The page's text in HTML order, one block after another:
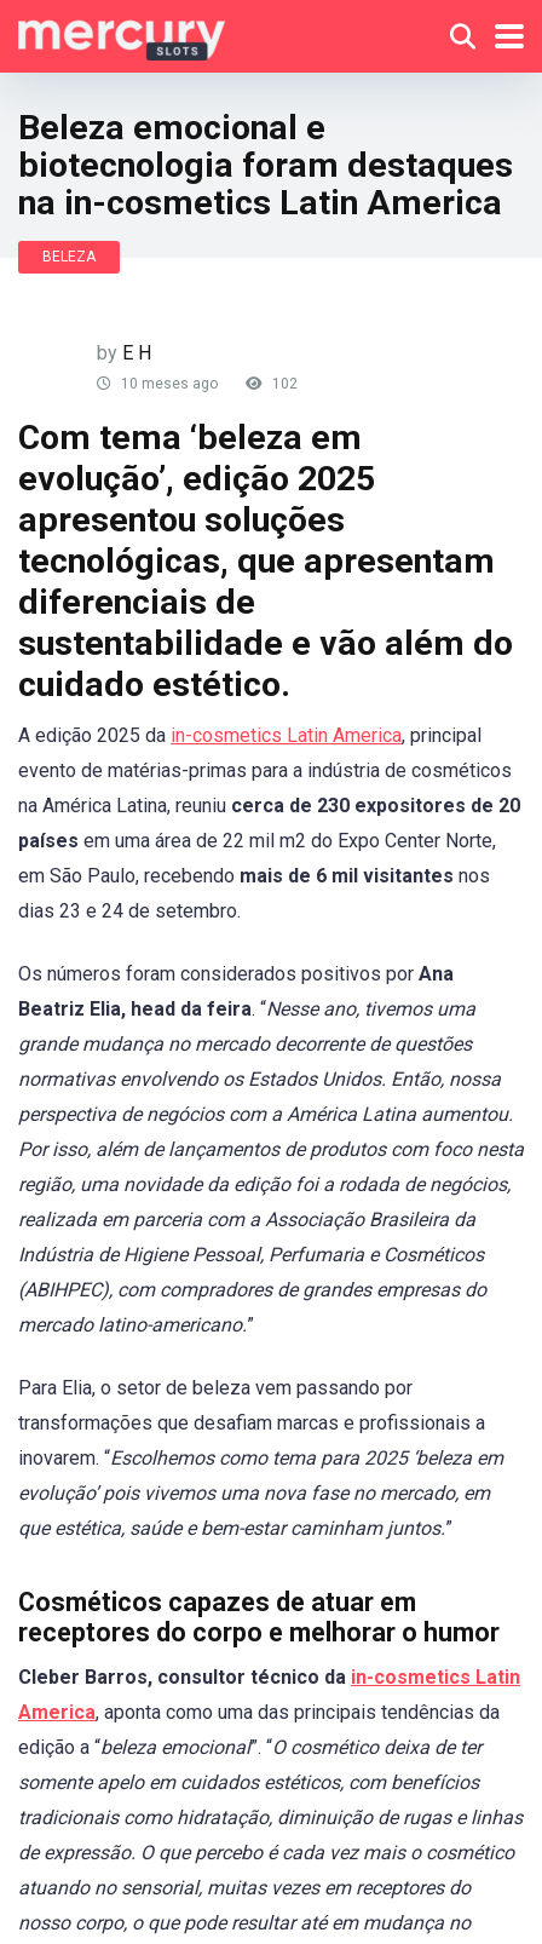
Beleza emocional e
biotecnologia foram destaques
na in-cosmetics Latin America
BELEZA
by E H
10 meses ago 102
Com tema ‘beleza em
evolução’, edição 2025
apresentou soluções
tecnológicas, que apresentam
diferenciais de
sustentabilidade e vão além do
cuidado estético.
A edição 2025 da in-cosmetics Latin America, principal
evento de matérias-primas para a indústria de cosméticos
na América Latina, reuniu cerca de 230 expositores de 20
países em uma área de 22 mil m2 do Expo Center Norte,
em São Paulo, recebendo mais de 6 mil visitantes nos
dias 23 e 24 de setembro.
Os números foram considerados positivos por Ana
Beatriz Elia, head da feira. “Nesse ano, tivemos uma
grande mudança no mercado decorrente de questões
normativas envolvendo os Estados Unidos. Então, nossa
perspectiva de negócios com a América Latina aumentou.
Por isso, além de lançamentos de produtos com foco nesta
região, uma novidade da edição foi a rodada de negócios,
realizada em parceria com a Associação Brasileira da
Indústria de Higiene Pessoal, Perfumaria e Cosméticos
(ABIHPEC), com compradores de grandes empresas do
mercado latino-americano.”
Para Elia, o setor de beleza vem passando por
transformações que desafiam marcas e profissionais a
inovarem. “Escolhemos como tema para 2025 ‘beleza em
evolução’ pois vivemos uma nova fase no mercado, em
que estética, saúde e bem-estar caminham juntos.”
Cosméticos capazes de atuar em
receptores do corpo e melhorar o humor
Cleber Barros, consultor técnico da in-cosmetics Latin
America, aponta como uma das principais tendências da
edição a “beleza emocional”. “O cosmético deixa de ter
somente apelo em cuidados estéticos, com benefícios
tradicionais como hidratação, diminuição de rugas e linhas
de expressão. O que percebo é cada vez mais o cosmético
atuando no sensorial, muitas vezes em receptores do
nosso corpo, o que pode resultar até em mudança no